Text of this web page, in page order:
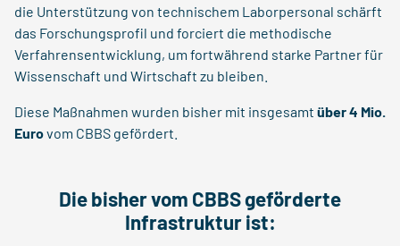
die Unterstützung von technischem Laborpersonal schärft
das Forschungsprofil und forciert die methodische
Verfahrensentwicklung, um fortwährend starke Partner für
Wissenschaft und Wirtschaft zu bleiben.
Diese Maßnahmen wurden bisher mit insgesamt über 4 Mio.
Eurovom CBBS gefördert.
Die bisher vom CBBS geförderte
Infrastruktur ist: